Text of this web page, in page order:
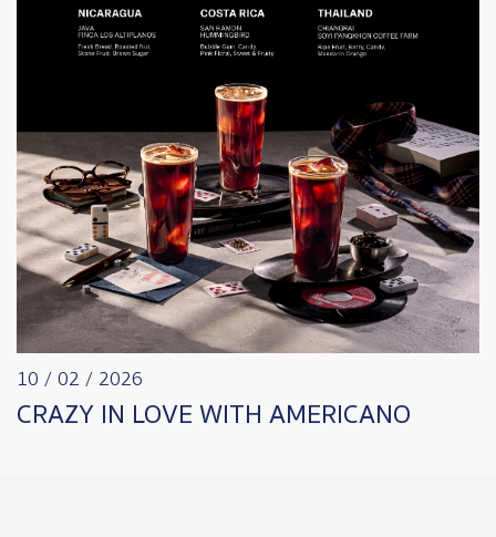
10 / 02 / 2026
CRAZY IN LOVE WITH AMERICANO